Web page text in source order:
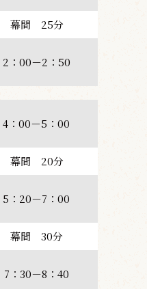
幕間 25分
2：00－2：50
4：00－5：00
幕間 20分
5：20－7：00
幕間 30分
7：30－8：40